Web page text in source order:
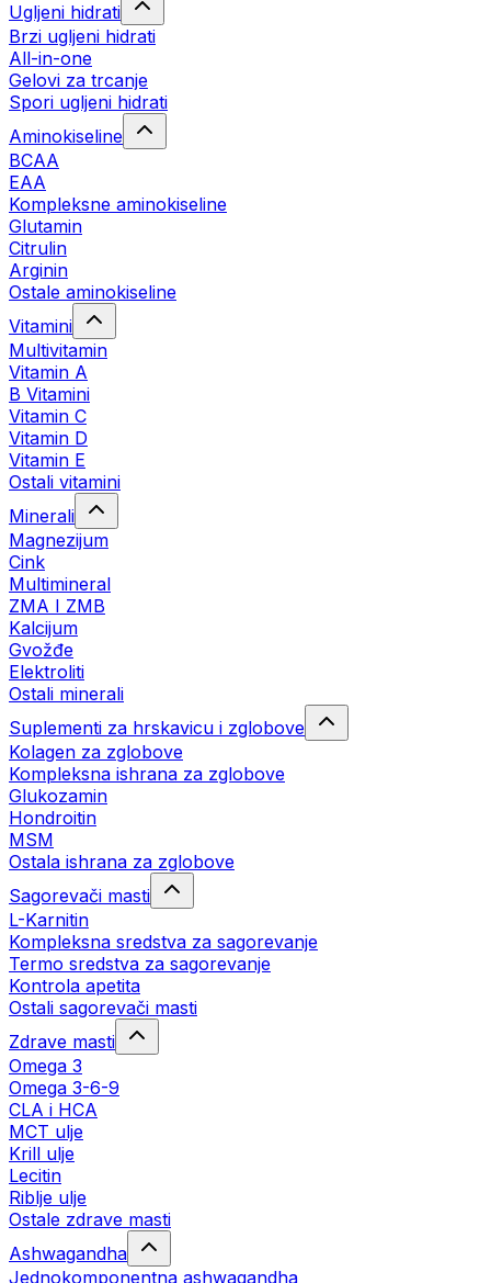
Ugljeni hidrati
Brzi ugljeni hidrati
All-in-one
Gelovi za trcanje
Spori ugljeni hidrati
Aminokiseline
BCAA
ЕАА
Kompleksne aminokiseline
Glutamin
Citrulin
Arginin
Ostale aminokiseline
Vitamini
Multivitamin
Vitamin A
B Vitamini
Vitamin C
Vitamin D
Vitamin E
Ostali vitamini
Minerali
Magnezijum
Cink
Multimineral
ZMA I ZMB
Kalcijum
Gvožđe
Elektroliti
Ostali minerali
Suplementi za hrskavicu i zglobove
Kolagen za zglobove
Kompleksna ishrana za zglobove
Glukozamin
Hondroitin
MSM
Ostala ishrana za zglobove
Sagorevači masti
L-Karnitin
Kompleksna sredstva za sagorevanje
Termo sredstva za sagorevanje
Kontrola apetita
Ostali sagorevači masti
Zdrave masti
Omega 3
Omega 3-6-9
CLA i HCA
MCT ulje
Krill ulje
Lecitin
Riblje ulje
Ostale zdrave masti
Ashwagandha
Jednokomponentna ashwagandha